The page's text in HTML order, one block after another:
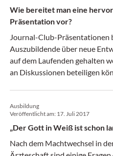
Wie bereitet man eine
Präsentation vor?
Journal-Club-Präsentationen
Auszubildende über neue
auf dem Laufenden gehalten
an Diskussionen beteiligen
finden Sie einen
einer Journal-Club-
auf den Vortrag selbst und auf
elektronische Quellen gelegt
Ausbildung
Veröffentlicht am: 17. Juli 2017
„Der Gott in Weiß ist schon
Nach dem Machtwechsel in